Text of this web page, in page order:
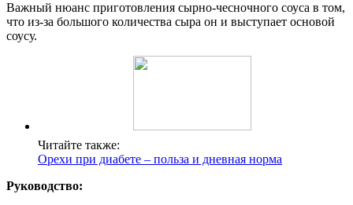
Важный нюанс приготовления сырно-чесночного соуса в том,
что из-за большого количества сыра он и выступает основой
соусу.
Читайте также:
Орехи при диабете – польза и дневная норма
Руководство: